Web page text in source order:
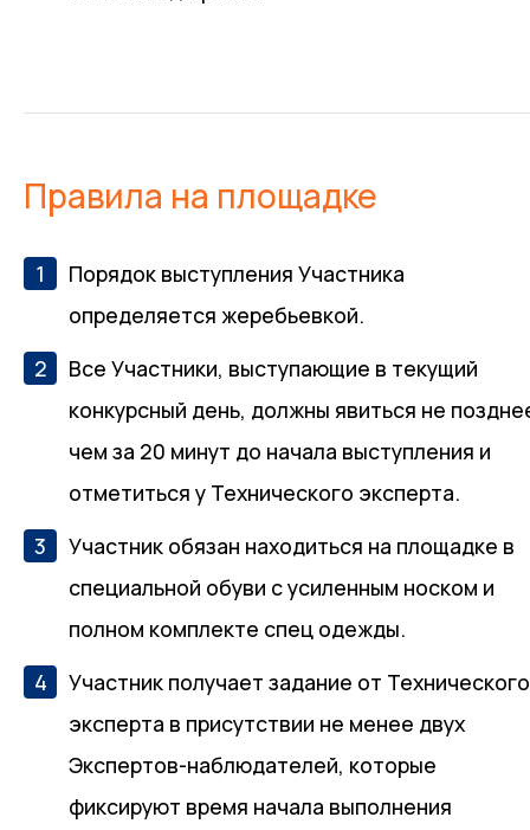
Правила на площадке
Порядок выступления Участника
определяется жеребьевкой.
Все Участники, выступающие в текущий
конкурсный день, должны явиться не
чем за 20 минут до начала выступления и
отметиться у Технического эксперта.
Участник обязан находиться на площадке в
специальной обуви с усиленным носком и
полном комплекте спец одежды.
Участник получает задание от Технического
эксперта в присутствии не менее двух
Экспертов-наблюдателей, которые
фиксируют время начала выполнения